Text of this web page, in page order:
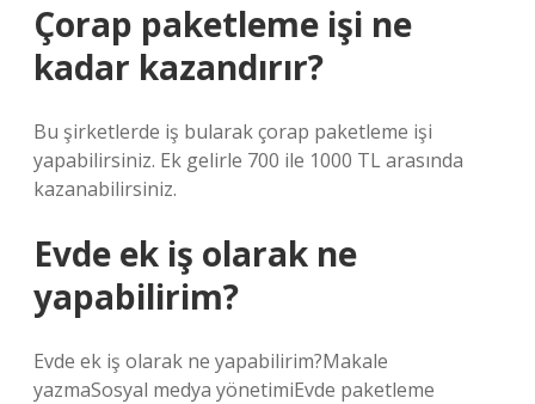
Çorap paketleme işi ne
kadar kazandırır?
Bu şirketlerde iş bularak çorap paketleme işi
yapabilirsiniz. Ek gelirle 700 ile 1000 TL arasında
kazanabilirsiniz.
Evde ek iş olarak ne
yapabilirim?
Evde ek iş olarak ne yapabilirim?Makale
yazmaSosyal medya yönetimiEvde paketleme